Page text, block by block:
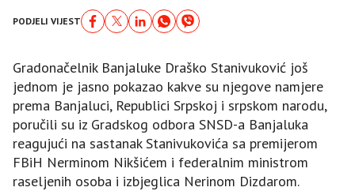
PODJELI VIJEST
Gradonačelnik Banjaluke Draško Stanivuković još
jednom je jasno pokazao kakve su njegove namjere
prema Banjaluci, Republici Srpskoj i srpskom narodu,
poručili su iz Gradskog odbora SNSD-a Banjaluka
reagujući na sastanak Stanivukovića sa premijerom
FBiH Nerminom Nikšićem i federalnim ministrom
raseljenih osoba i izbjeglica Nerinom Dizdarom.